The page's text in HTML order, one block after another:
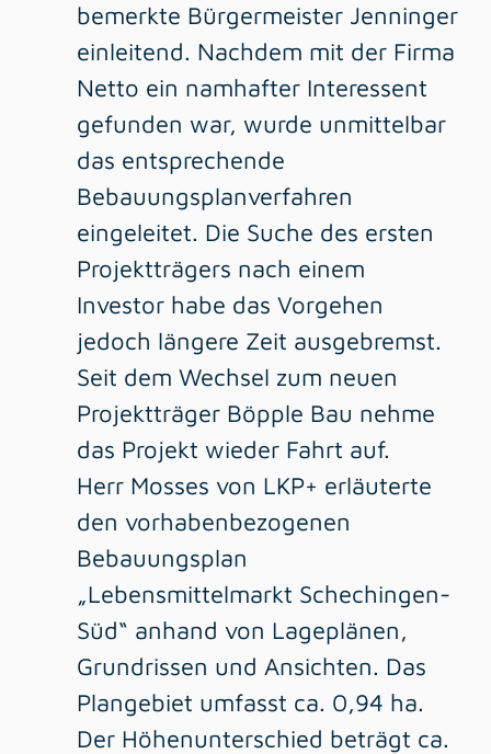
bemerkte Bürgermeister Jenninger
einleitend. Nachdem mit der Firma
Netto ein namhafter Interessent
gefunden war, wurde unmittelbar
das entsprechende
Bebauungsplanverfahren
eingeleitet. Die Suche des ersten
Projektträgers nach einem
Investor habe das Vorgehen
jedoch längere Zeit ausgebremst.
Seit dem Wechsel zum neuen
Projektträger Böpple Bau nehme
das Projekt wieder Fahrt auf.
Herr Mosses von LKP+ erläuterte
den vorhabenbezogenen
Bebauungsplan
„Lebensmittelmarkt Schechingen-
Süd“ anhand von Lageplänen,
Grundrissen und Ansichten. Das
Plangebiet umfasst ca. 0,94 ha.
Der Höhenunterschied beträgt ca.